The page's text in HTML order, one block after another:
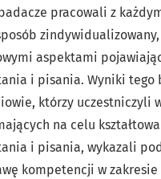
pracowali z
zindywidualizowany,
aspektami
i pisania. Wyniki tego
którzy uczestniczyli
na celu
i pisania, wykazali
kompetencji w